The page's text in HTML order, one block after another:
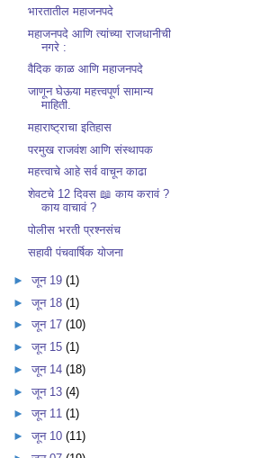
भारतातील महाजनपदे
महाजनपदे आणि त्यांच्या राजधानीची
नगरे :
वैदिक काळ आणि महाजनपदे
जाणून घेऊया महत्त्वपूर्ण सामान्य
माहिती.
महाराष्ट्राचा इतिहास
परमुख राजवंश आणि संस्थापक
महत्त्वाचे आहे सर्व वाचून काढा
शेवटचे 12 दिवस 📖 काय करावं ?
काय वाचावं ?
पोलीस भरती प्रश्नसंच
सहावी पंचवार्षिक योजना
►जून 19(1)
►जून 18(1)
►जून 17(10)
►जून 15(1)
►जून 14(18)
►जून 13(4)
►जून 11(1)
►जून 10(11)